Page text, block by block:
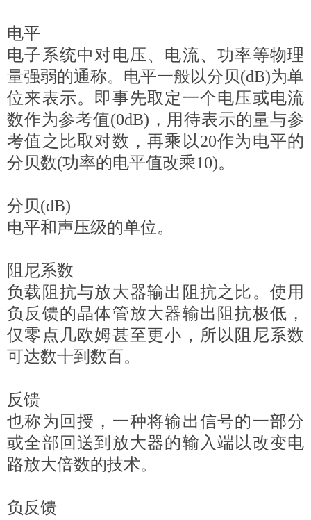
电平
电子系统中对电压、电流、功率等物理
量强弱的通称。电平一般以分贝(dB)为单
位来表示。即事先取定一个电压或电流
数作为参考值(0dB)，用待表示的量与参
考值之比取对数，再乘以20作为电平的
分贝数(功率的电平值改乘10)。
分贝(dB)
电平和声压级的单位。
阻尼系数
负载阻抗与放大器输出阻抗之比。使用
负反馈的晶体管放大器输出阻抗极低，
仅零点几欧姆甚至更小，所以阻尼系数
可达数十到数百。
反馈
也称为回授，一种将输出信号的一部分
或全部回送到放大器的输入端以改变电
路放大倍数的技术。
负反馈